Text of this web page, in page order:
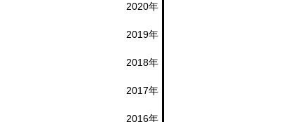
2020年
2019年
2018年
2017年
2016年